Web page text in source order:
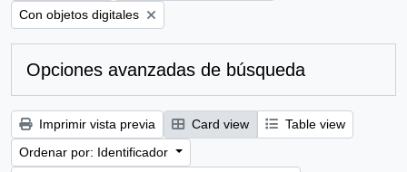
Remove filter:
Con objetos digitales
Opciones avanzadas de búsqueda
Imprimir vista previa Card view
Table view
Ordenar por: Identificador